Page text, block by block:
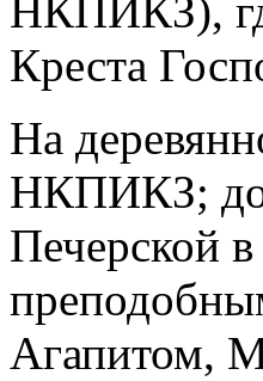
НКПИКЗ),
Креста
На
НКПИКЗ;
Печерской
Агапитом,